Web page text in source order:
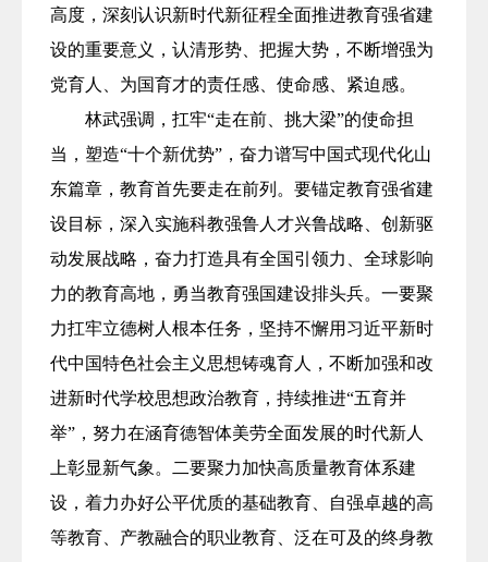
高度，深刻认识新时代新征程全面推进教育强省建
设的重要意义，认清形势、把握大势，不断增强为
党育人、为国育才的责任感、使命感、紧迫感。
林武强调，扛牢“走在前、挑大梁”的使命担
当，塑造“十个新优势”，奋力谱写中国式现代化山
东篇章，教育首先要走在前列。要锚定教育强省建
设目标，深入实施科教强鲁人才兴鲁战略、创新驱
动发展战略，奋力打造具有全国引领力、全球影响
力的教育高地，勇当教育强国建设排头兵。一要聚
力扛牢立德树人根本任务，坚持不懈用习近平新时
代中国特色社会主义思想铸魂育人，不断加强和改
进新时代学校思想政治教育，持续推进“五育并
举”，努力在涵育德智体美劳全面发展的时代新人
上彰显新气象。二要聚力加快高质量教育体系建
设，着力办好公平优质的基础教育、自强卓越的高
等教育、产教融合的职业教育、泛在可及的终身教